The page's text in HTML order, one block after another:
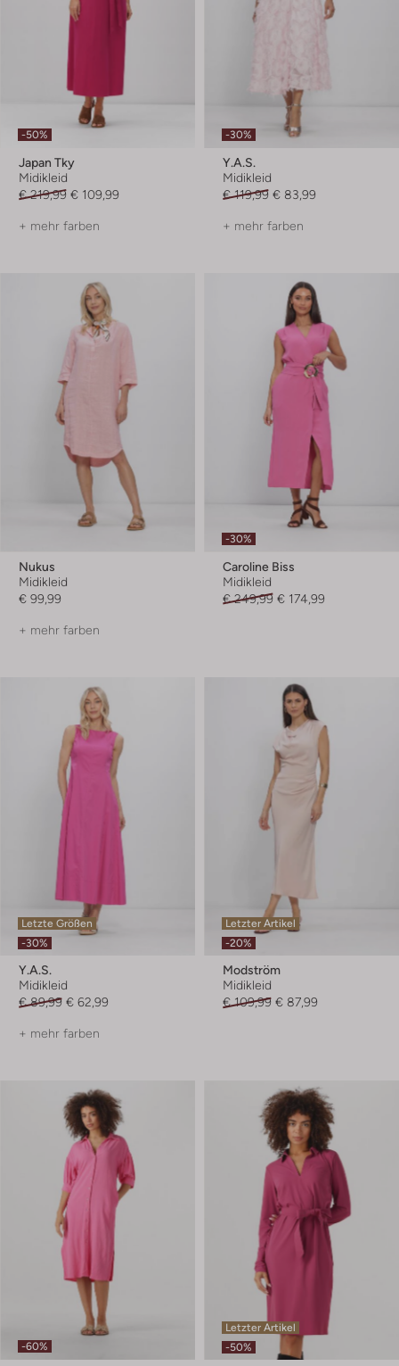
-50%
Japan Tky
Midikleid
€ 219,99 € 109,99
+ mehr farben
-30%
Y.a.s.
Midikleid
€ 119,99 € 83,99
+ mehr farben
Nukus
Midikleid
€ 99,99
+ mehr farben
-30%
Caroline Biss
Midikleid
€ 249,99 € 174,99
Letzte Größen
-30%
Y.a.s.
Midikleid
€ 89,99 € 62,99
+ mehr farben
Letzter Artikel
-20%
Modström
Midikleid
€ 109,99 € 87,99
-60%
Letzter Artikel
-50%